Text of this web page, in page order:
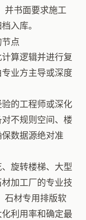
并书面要求施工
入库。
点
算逻辑并进行复
业方主导或深度
的工程师或深化
不规则空间、楼
数据源绝对准
旋转楼梯、大型
加工厂的专业技
石材专用排版软
利用率和确定最